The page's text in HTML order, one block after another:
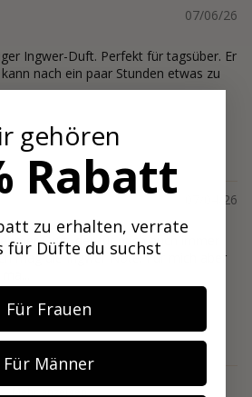
07/06/26
Ingwer-Duft. Perfekt für tagsüber. Er
nach ein paar Stunden etwas zu
07/04/26
Duft, der für mich auch immer
mag die Ingwer Note. Für mich aber
Mehr anzeigen
gehören
Rabatt
zu erhalten, verrate
für Düfte du suchst
Für Frauen
Für Männer